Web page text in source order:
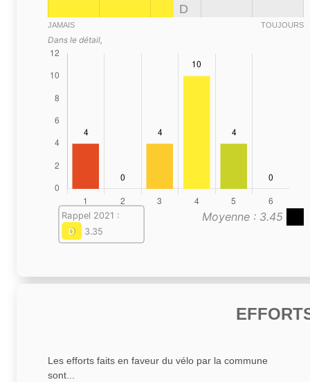
D
JAMAIS TOUJOURS
Dans le détail,
Moyenne : 3.45
Rappel 2021 :
D
3.35
Les efforts faits en faveur du vélo par la commune
sont...